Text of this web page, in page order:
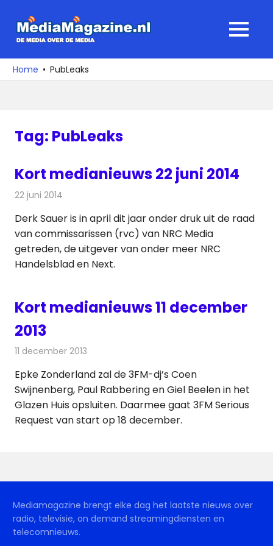
naar
media
over
MENU
Home PubLeaks
Tag: PubLeaks
Kort medianieuws 22 juni 2014
22 juni 2014
Derk Sauer is in april dit jaar onder druk uit de raad
van commissarissen (rvc) van NRC Media
getreden, de uitgever van onder meer NRC
Handelsblad en Next.
Kort medianieuws 11 december
2013
11 december 2013
Epke Zonderland zal de 3FM-dj’s Coen
Swijnenberg, Paul Rabbering en Giel Beelen in het
Glazen Huis opsluiten. Daarmee gaat 3FM Serious
Request van start op 18 december.
Mediamagazine brengt elke dag het laatste nieuws over
radio, televisie, on demand streamingdiensten en
telecomnieuws.